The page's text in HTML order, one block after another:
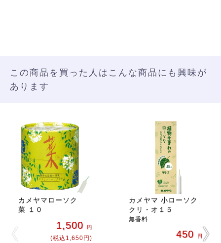
この商品を買った人はこんな商品にも興味が
あります
カメヤマローソク
菜 １０
1,500 円
(税込1,650円)
カメヤマ 小ローソク
クリ・オ１５
無香料
450 円